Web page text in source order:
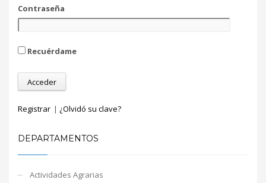
Contraseña
Recuérdame
Registrar | ¿Olvidó su clave?
DEPARTAMENTOS
Actividades Agrarias